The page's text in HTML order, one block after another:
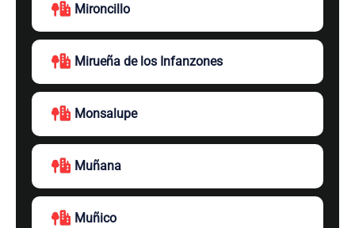
Mironcillo
Mirueña de los Infanzones
Monsalupe
Muñana
Muñico